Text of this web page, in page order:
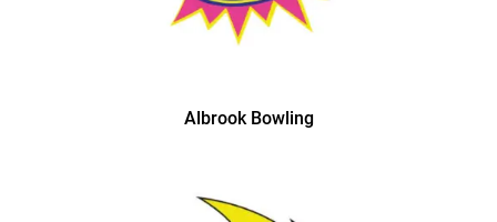
Albrook Bowling